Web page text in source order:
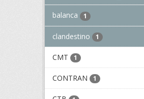
balanca 1
clandestino 1
CMT 1
CONTRAN 1